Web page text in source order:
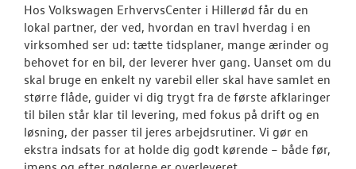
Modeller
Finansiering
Byg din
Book en
Hos Volkswagen ErhvervsCenter i Hillerød får du en
lokal partner, der ved, hvordan en travl hverdag i en
virksomhed ser ud: tætte tidsplaner, mange ærinder og
behovet for en bil, der leverer hver gang. Uanset om du
skal bruge en enkelt ny varebil eller skal have samlet en
større flåde, guider vi dig trygt fra de første afklaringer
til bilen står klar til levering, med fokus på drift og en
løsning, der passer til jeres arbejdsrutiner. Vi gør en
ekstra indsats for at holde dig godt kørende – både før,